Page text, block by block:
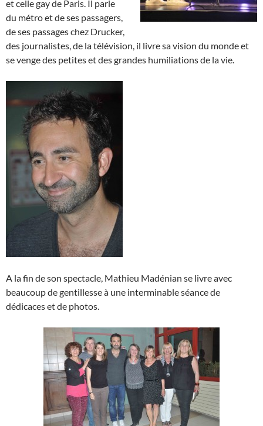
et celle gay de Paris. Il parle
du métro et de ses passagers,
de ses passages chez Drucker,
des journalistes, de la télévision, il livre sa vision du monde et
se venge des petites et des grandes humiliations de la vie.
A la fin de son spectacle, Mathieu Madénian se livre avec
beaucoup de gentillesse à une interminable séance de
dédicaces et de photos.